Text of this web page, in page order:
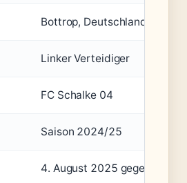
Bottrop, Deutschland
Linker Verteidiger
FC Schalke 04
Saison 2024/25
4. August 2025 gegen